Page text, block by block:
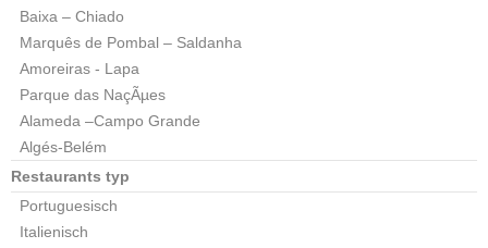
Baixa – Chiado
Marquês de Pombal – Saldanha
Amoreiras - Lapa
Parque das NaçÃµes
Alameda –Campo Grande
Algés-Belém
Restaurants typ
Portuguesisch
Italienisch